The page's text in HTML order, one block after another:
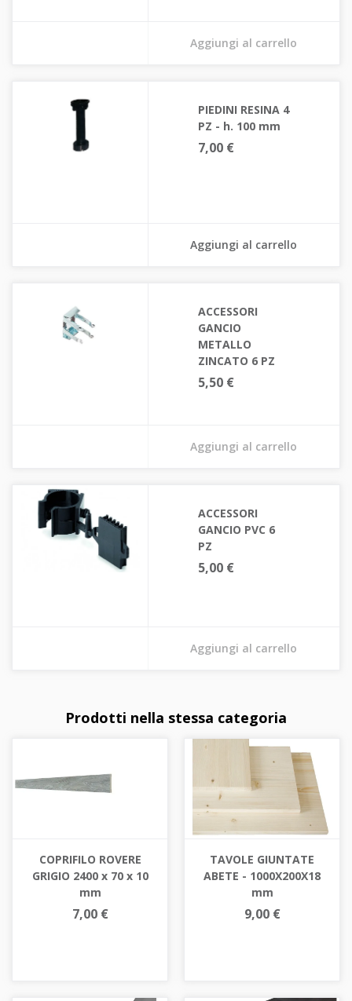
Aggiungi al carrello
PIEDINI RESINA 4
PZ - h. 100 mm
7,00 €
Aggiungi al carrello
ACCESSORI
GANCIO
METALLO
ZINCATO 6 PZ
5,50 €
Aggiungi al carrello
ACCESSORI
GANCIO PVC 6
PZ
5,00 €
Aggiungi al carrello
Prodotti nella stessa categoria
COPRIFILO ROVERE
GRIGIO 2400 x 70 x 10
mm
7,00 €
TAVOLE GIUNTATE
ABETE - 1000X200X18
mm
9,00 €